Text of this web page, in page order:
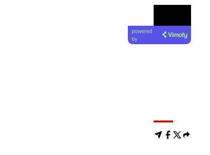
powered
by